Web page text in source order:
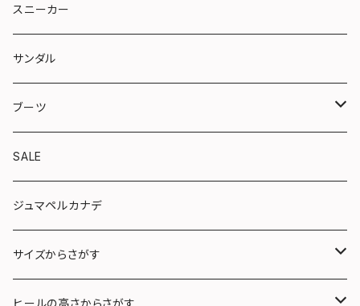
リボン
トラッド
やさしい靴シリーズ
スニーカー
サンダル
ブーツ
ショート
ロング
SALE
ジュマペルカナデ
サイズからさがす
22.0〜22.5cm (S)
ヒールの高さからさがす